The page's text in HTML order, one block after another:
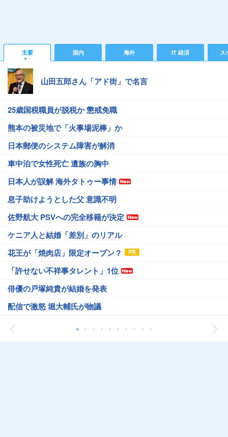
主要 国内 海外 IT 経済 ス
山田五郎さん「アド街」で名言
25歳国税職員が脱税か 懲戒免職
熊本の被災地で「火事場泥棒」か
日本郵便のシステム障害が解消
車中泊で女性死亡 遺族の胸中
日本人が誤解 海外タトゥー事情
息子助けようとした父 意識不明
佐野航大 PSVへの完全移籍が決定
ケニア人と結婚「差別」のリアル
花王が「焼肉店」限定オープン？
「許せない不祥事タレント」1位
俳優の戸塚純貴が結婚を発表
配信で激怒 堀大輔氏が物議